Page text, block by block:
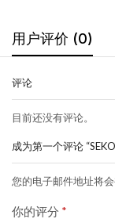
用户评价 (0)
评论
目前还没有评论。
成为第一个评论
您的电子邮件地址将
你的评分 *